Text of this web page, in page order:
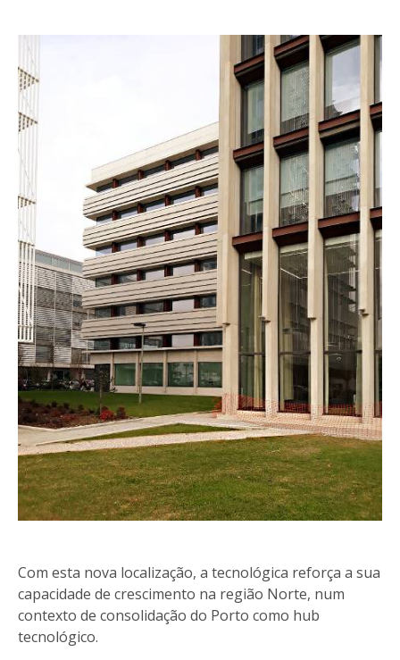
Com esta nova localização, a tecnológica reforça a sua
capacidade de crescimento na região Norte, num
contexto de consolidação do Porto como hub
tecnológico.